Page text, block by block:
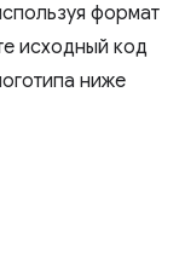
формат
исходный код
ниже